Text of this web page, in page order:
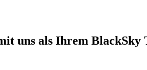
uns als Ihrem BlackSky